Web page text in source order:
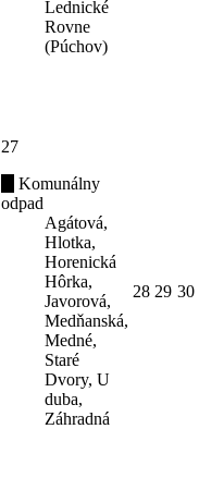
Lednické
Rovne
(Púchov)
27
Komunálny
odpad
Agátová,
Hlotka,
Horenická
Hôrka,
Javorová,
Medňanská,
Medné,
Staré
Dvory, U
duba,
Záhradná
28 29 30